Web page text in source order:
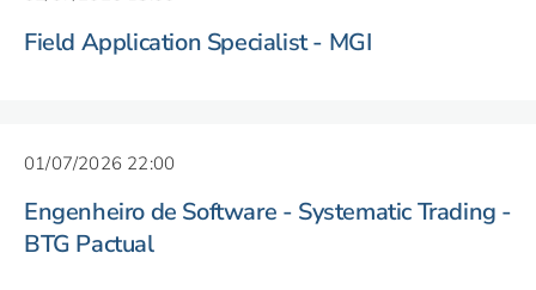
Field Application Specialist - MGI
01/07/2026 22:00
Engenheiro de Software - Systematic Trading -
BTG Pactual